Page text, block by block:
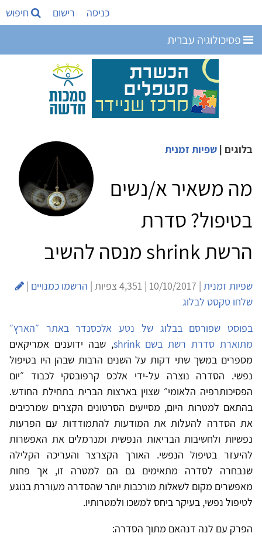
כניסה רישום חיפוש
פסיכולוגיה עברית
בלוגים | שפיות זמנית
מה משאיר א/נשים
בטיפול? סדרת
הרשת shrink מנסה להשיב
שפיות זמנית | 10/10/2017 | 4,351 צפיות | הרשמו כמנויים |
שלחו טקסט לבלוג
בפוסט שפורסם בבלוג של נטע אלכסנדר באתר ״הארץ״
מתוארת סדרת רשת בשם shrink
, שבה ידוענים אמריקאים
מספרים במשך שתי דקות על השנים הרבות שבהן היו בטיפול
נפשי. הסדרה נוצרה על-ידי אלכס קרפובסקי לכבוד ״יום
הפסיכותרפיה הלאומי״ שצוין בארצות הברית בתחילת החודש.
בהתאם למטרות היום, מסייעים הסרטונים הקצרים שמרכיבים
את הסדרה להעלות את המודעות להתמודדות עם הפרעות
נפשיות ולחשיבות הבריאות הנפשית ומנרמלים את האפשרות
להיעזר בטיפול הנפשי. האורך הקצרצר והעריכה הקלילה
שנבחרה לסדרה מתאימים גם הם למטרה זו, אך פחות
מאפשרים מקום לשאלות מורכבות יותר שהסדרה מעוררת בנוגע
לטיפול נפשי, בעיקר ביחס למשכו ולמטרותיו.
הפרק עם לנה דנהאם מתוך הסדרה: